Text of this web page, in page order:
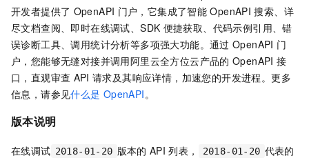
开发者提供了 OpenAPI 门户，它集成了智能 OpenAPI 搜索、详
尽文档查阅、即时在线调试、SDK 便捷获取、代码示例引用、错
误诊断工具、调用统计分析等多项强大功能。通过 OpenAPI 门
户，您能够无缝对接并调用阿里云全方位云产品的 OpenAPI 接
口，直观审查 API 请求及其响应详情，加速您的开发进程。更多
信息，请参见什么是 OpenAPI。
版本说明
在线调试 2018-01-20 版本的 API 列表， 2018-01-20 代表的